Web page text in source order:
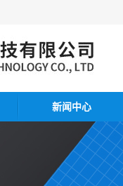
新闻中心